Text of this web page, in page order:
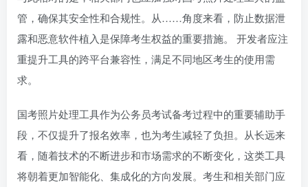
管，确保其安全性和合规性。从……角度来看，防止数据泄
露和恶意软件植入是保障考生权益的重要措施。 开发者应注
重提升工具的跨平台兼容性，满足不同地区考生的使用需
求。
国考照片处理工具作为公务员考试备考过程中的重要辅助手
段，不仅提升了报名效率，也为考生减轻了负担。从长远来
看，随着技术的不断进步和市场需求的不断变化，这类工具
将朝着更加智能化、集成化的方向发展。考生和相关部门应